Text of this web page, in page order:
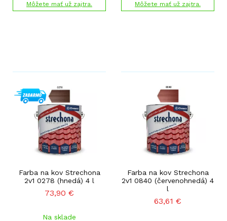
Môžete mať už zajtra. Môžete mať už zajtra.
Farba na kov Strechona
2v1 0278 (hnedá) 4 l
73,90 €
Na sklade
Farba na kov Strechona
2v1 0840 (červenohnedá) 4
l
63,61 €